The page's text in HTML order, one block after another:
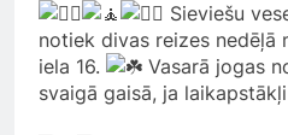
Sieviešu
notiek divas reizes nedēļā
iela 16.
Vasarā jogas
svaigā gaisā, ja